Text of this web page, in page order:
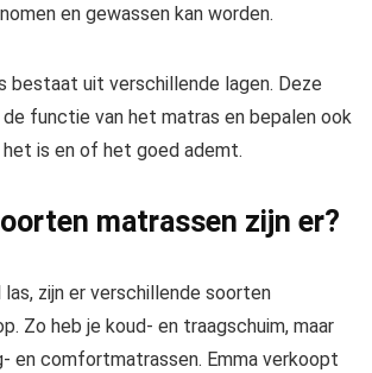
en gewassen kan worden.
bestaat uit verschillende lagen. Deze
de functie van het matras en bepalen ook
is en of het goed ademt.
matrassen zijn er?
las, zijn er verschillende soorten
Zo heb je koud- en traagschuim, maar
en comfortmatrassen. Emma verkoopt